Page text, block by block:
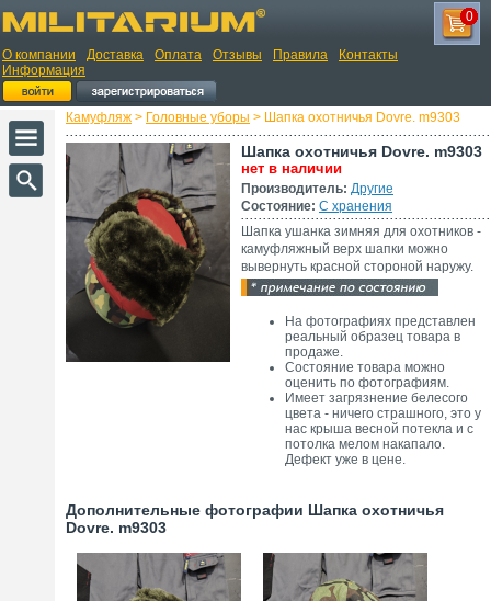
О компании Доставка Оплата Отзывы Правила
Контакты
Информация
0
Камуфляж > Головные уборы > Шапка охотничья Dovre. m9303
Шапка охотничья Dovre. m9303
нет в наличии
Производитель: Другие
Состояние: С хранения
Шапка ушанка зимняя для охотников -
камуфляжный верх шапки можно
вывернуть красной стороной наружу.
На фотографиях представлен
реальный образец товара в
продаже.
Состояние товара можно
оценить по фотографиям.
Имеет загрязнение белесого
цвета - ничего страшного, это у
нас крыша весной потекла и с
потолка мелом накапало.
Дефект уже в цене.
Дополнительные фотографии Шапка охотничья
Dovre. m9303